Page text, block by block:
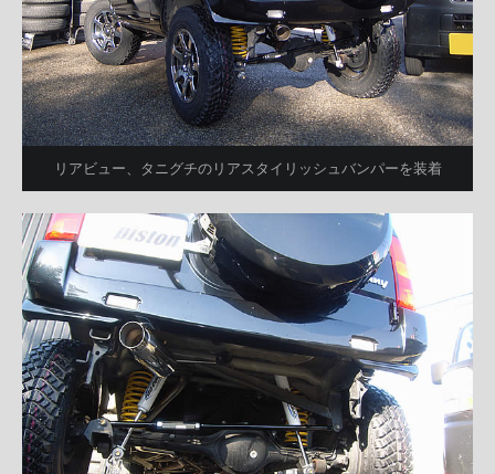
リアビュー、タニグチのリアスタイリッシュバンパーを装着